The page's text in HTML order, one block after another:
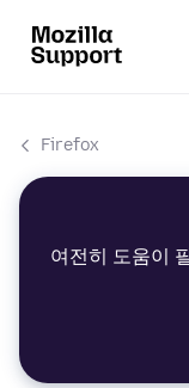
Firefox
여전히 도움이